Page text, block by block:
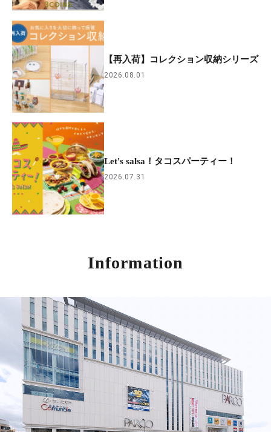
【再入荷】コレクション収納シリーズ
2026.08.01
Let's salsa！タコスパーティー！
2026.07.31
Information